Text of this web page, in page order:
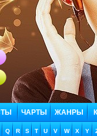
ЧАРТЫ ЖАНРЫ
Q R S T U V W X Y